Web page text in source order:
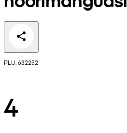
PLU: 632252
4